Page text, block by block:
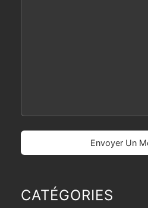
CATÉGORIES